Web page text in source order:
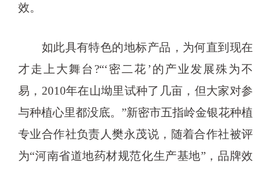
效。
如此具有特色的地标产品，为何直到现在
才走上大舞台?“‘密二花’的产业发展殊为不
易，2010年在山坳里试种了几亩，但大家对参
与种植心里都没底。”新密市五指岭金银花种植
专业合作社负责人樊永茂说，随着合作社被评
为“河南省道地药材规范化生产基地”，品牌效